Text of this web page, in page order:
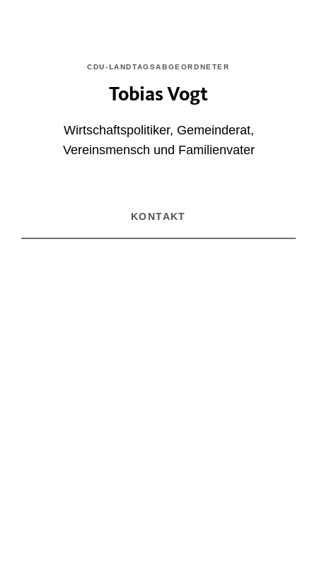
CDU-LANDTAGSABGEORDNETER
Tobias Vogt
Wirtschaftspolitiker, Gemeinderat,
Vereinsmensch und Familienvater
KONTAKT